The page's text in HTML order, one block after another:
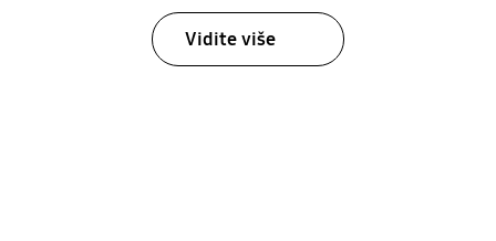
Vidite više